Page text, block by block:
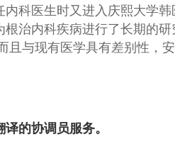
内科医生时又进入庆熙大学
根治内科疾病进行了长期的
且与现有医学具有差别性，
的协调员服务。